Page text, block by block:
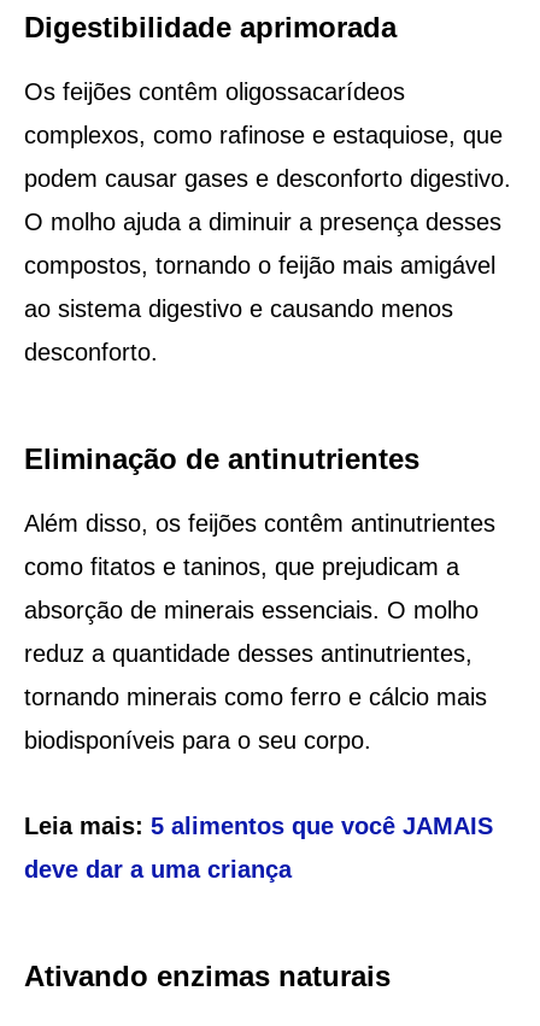
Digestibilidade aprimorada
Os feijões contêm oligossacarídeos
complexos, como rafinose e estaquiose, que
podem causar gases e desconforto digestivo.
O molho ajuda a diminuir a presença desses
compostos, tornando o feijão mais amigável
ao sistema digestivo e causando menos
desconforto.
Eliminação de antinutrientes
Além disso, os feijões contêm antinutrientes
como fitatos e taninos, que prejudicam a
absorção de minerais essenciais. O molho
reduz a quantidade desses antinutrientes,
tornando minerais como ferro e cálcio mais
biodisponíveis para o seu corpo.
Leia mais: 5 alimentos que você JAMAIS
deve dar a uma criança
Ativando enzimas naturais